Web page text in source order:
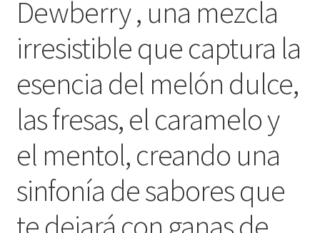
Dewberry , una mezcla
irresistible que captura la
esencia del melón dulce,
las fresas, el caramelo y
el mentol, creando una
sinfonía de sabores que